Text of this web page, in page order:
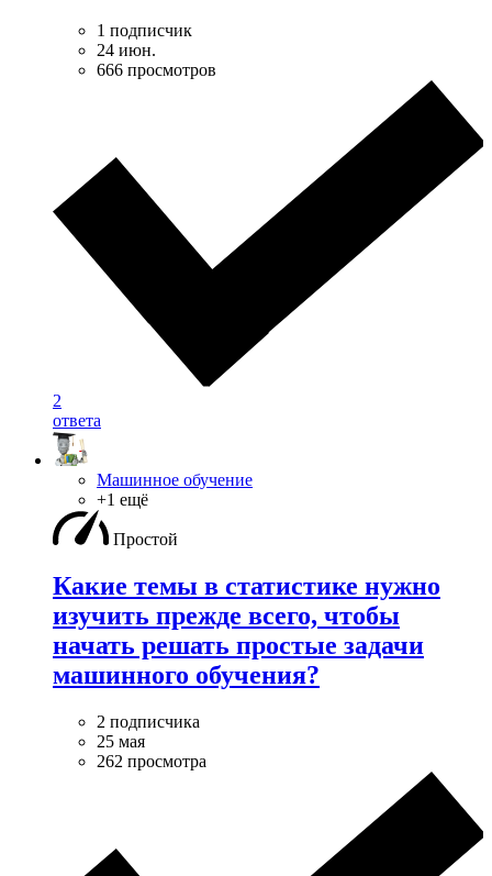
1 подписчик
24 июн.
666 просмотров
2
ответа
Машинное обучение
+1 ещё
Простой
Какие темы в статистике нужно
изучить прежде всего, чтобы
начать решать простые задачи
машинного обучения?
2 подписчика
25 мая
262 просмотра